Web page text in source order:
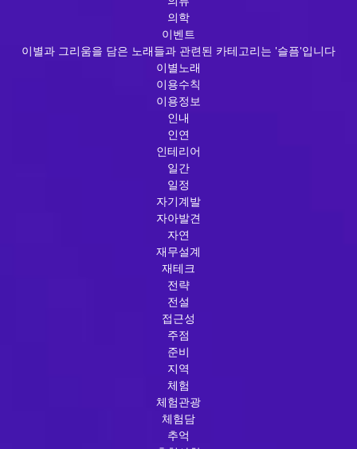
의학
이벤트
이별과 그리움을 담은 노래들과 관련된 카테고리는 '슬픔'입니다
이별노래
이용수칙
이용정보
인내
인연
인테리어
일간
일정
자기계발
자아발견
자연
재무설계
재테크
전략
전설
접근성
주점
준비
지역
체험
체험관광
체험담
추억